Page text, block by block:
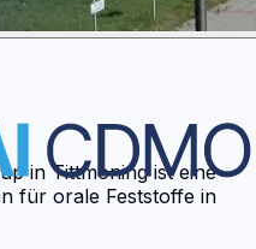
in Tittmoning ist eine
für orale Feststoffe in